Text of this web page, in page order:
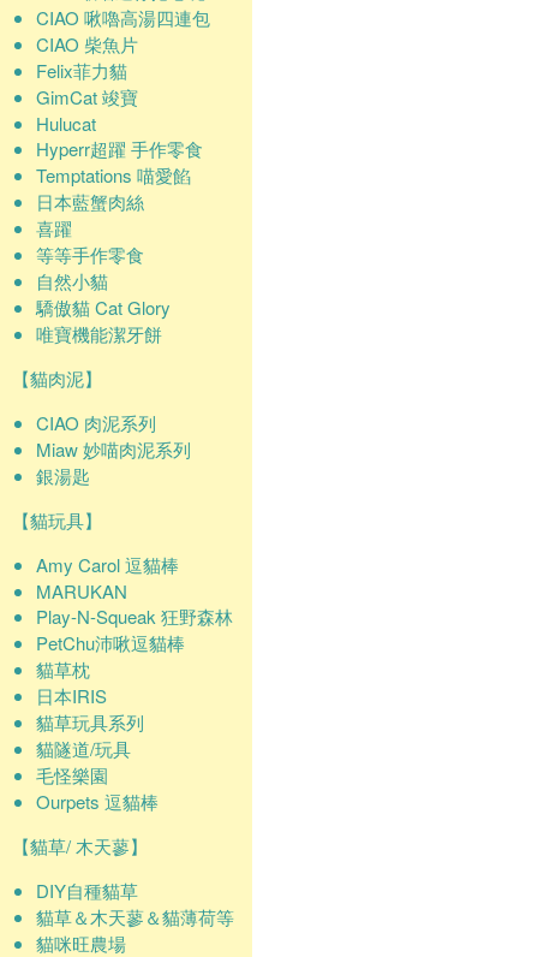
CIAO 啾嚕高湯四連包
CIAO 柴魚片
Felix菲力貓
GimCat 竣寶
Hulucat
Hyperr超躍 手作零食
Temptations 喵愛餡
日本藍蟹肉絲
喜躍
等等手作零食
自然小貓
驕傲貓 Cat Glory
唯寶機能潔牙餅
【貓肉泥】
CIAO 肉泥系列
Miaw 妙喵肉泥系列
銀湯匙
【貓玩具】
Amy Carol 逗貓棒
MARUKAN
Play-N-Squeak 狂野森林
PetChu沛啾逗貓棒
貓草枕
日本IRIS
貓草玩具系列
貓隧道/玩具
毛怪樂園
Ourpets 逗貓棒
【貓草/ 木天蓼】
DIY自種貓草
貓草＆木天蓼＆貓薄荷等
貓咪旺農場